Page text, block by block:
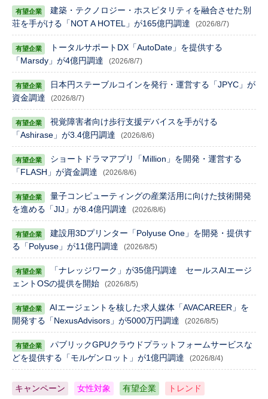
建築・テクノロジー・ホスピタリティを融合させた別
荘を手がける「NOT A HOTEL」が165億円調達
(2026/8/7)
トータルサポートDX「AutoDate」を提供する
「Marsdy」が4億円調達
(2026/8/7)
日本円ステーブルコインを発行・運営する「JPYC」が
資金調達
(2026/8/7)
視覚障害者向け歩行支援デバイスを手がける
「Ashirase」が3.4億円調達
(2026/8/6)
ショートドラマアプリ「Million」を開発・運営する
「FLASH」が資金調達
(2026/8/6)
量子コンピューティングの産業活用に向けた技術開発
を進める「JIJ」が8.4億円調達
(2026/8/6)
建設用3Dプリンター「Polyuse One」を開発・提供す
る「Polyuse」が11億円調達
(2026/8/5)
「ナレッジワーク」が35億円調達 セールスAIエージ
ェントOSの提供を開始
(2026/8/5)
AIエージェントを核した求人媒体「AVACAREER」を
開発する「NexusAdvisors」が5000万円調達
(2026/8/5)
パブリックGPUクラウドプラットフォームサービスな
どを提供する「モルゲンロット」が1億円調達
(2026/8/4)
キャンペーン 女性対象 有望企業 トレンド